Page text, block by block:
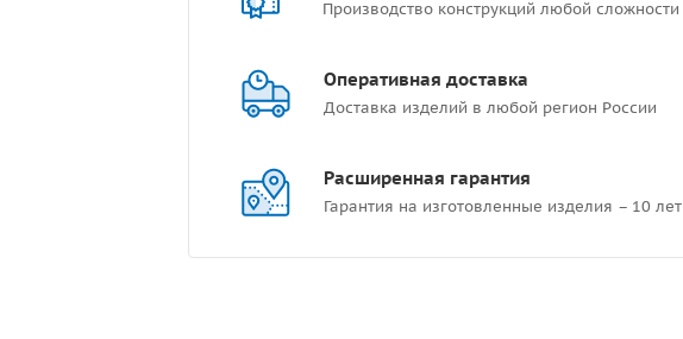
Производство конструкций любой сложности
Оперативная доставка
Доставка изделий в любой регион России
Расширенная гарантия
Гарантия на изготовленные изделия – 10 лет